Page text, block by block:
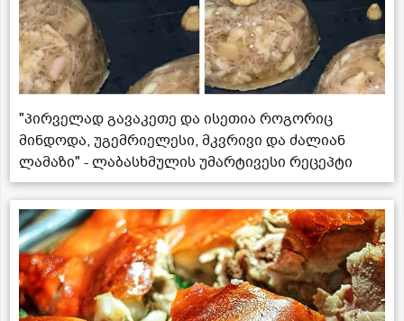
"პირველად გავაკეთე და ისეთია როგორიც
მინდოდა, უგემრიელესი, მკვრივი და ძალიან
ლამაზი" - ლაბასხმულის უმარტივესი რეცეპტი